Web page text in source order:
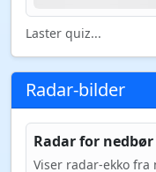
Laster quiz...
Radar-bilder
Radar for
Viser radar-ekko fra